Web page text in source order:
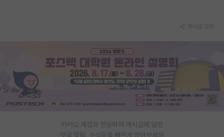
카카오 계정과 연동하여 게시글에 달린
댓글 알람, 소식등을 빠르게 받아보세요